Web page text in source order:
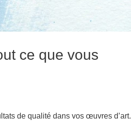
ce que vous
de qualité dans vos œuvres d’art.